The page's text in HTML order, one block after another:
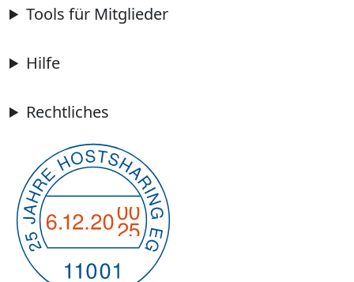
Tools für Mitglieder
Hilfe
Rechtliches